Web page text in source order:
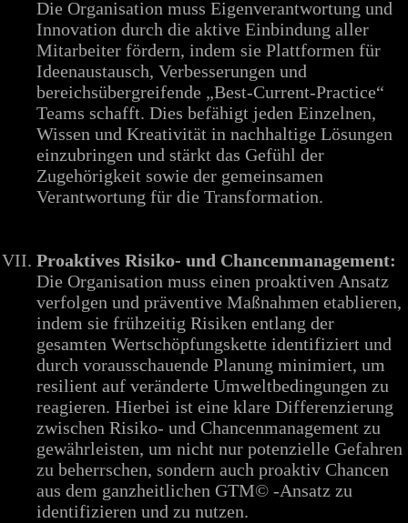
Die Organisation muss Eigenverantwortung und
Innovation durch die aktive Einbindung aller
Mitarbeiter fördern, indem sie Plattformen für
Ideenaustausch, Verbesserungen und
bereichsübergreifende „Best-Current-Practice“
Teams schafft. Dies befähigt jeden Einzelnen,
Wissen und Kreativität in nachhaltige Lösungen
einzubringen und stärkt das Gefühl der
Zugehörigkeit sowie der gemeinsamen
Verantwortung für die Transformation.
Proaktives Risiko- und Chancenmanagement:
Die Organisation muss einen proaktiven Ansatz
verfolgen und präventive Maßnahmen etablieren,
indem sie frühzeitig Risiken entlang der
gesamten Wertschöpfungskette identifiziert und
durch vorausschauende Planung minimiert, um
resilient auf veränderte Umweltbedingungen zu
reagieren. Hierbei ist eine klare Differenzierung
zwischen Risiko- und Chancenmanagement zu
gewährleisten, um nicht nur potenzielle Gefahren
zu beherrschen, sondern auch proaktiv Chancen
aus dem ganzheitlichen GTM© -Ansatz zu
identifizieren und zu nutzen.